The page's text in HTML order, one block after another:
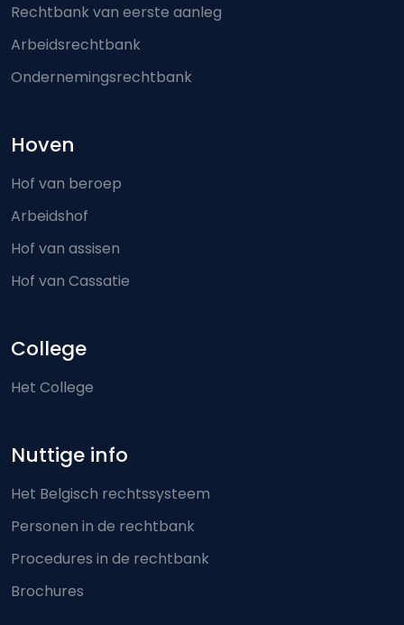
Rechtbank van eerste aanleg
Arbeidsrechtbank
Ondernemingsrechtbank
Hoven
Hof van beroep
Arbeidshof
Hof van assisen
Hof van Cassatie
College
Het College
Nuttige info
Het Belgisch rechtssysteem
Personen in de rechtbank
Procedures in de rechtbank
Brochures